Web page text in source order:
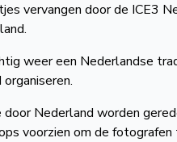
vervangen door de ICE3
weer een Nederlandse
Nederland worden
voorzien om de